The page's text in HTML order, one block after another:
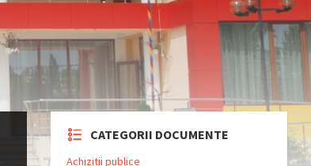
CATEGORII DOCUMENTE
Achizitii publice